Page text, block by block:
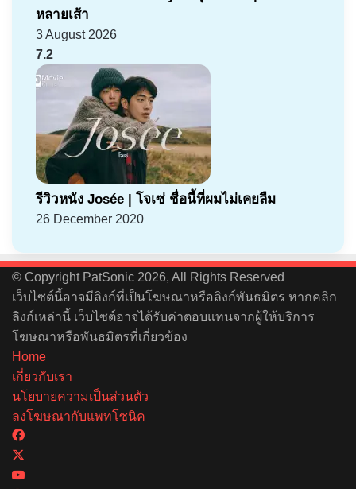
หลายเส้า
3 August 2026
7.2
รีวิวหนัง Josée | โจเซ่ ชื่อนี้ที่ผมไม่เคยลืม
26 December 2020
© Copyright PatSonic 2026, All Rights Reserved
เว็บไซต์นี้อาจมีลิงก์ที่เป็นโฆษณาหรือลิงก์พันธมิตร หากคลิก
ลิงก์เหล่านี้ เว็บไซต์อาจได้รับค่าตอบแทนจากผู้ให้บริการ
โฆษณาหรือพันธมิตรที่เกี่ยวข้อง
Home
เกี่ยวกับเรา
นโยบายความเป็นส่วนตัว
ลงโฆษณากับแพทโซนิค